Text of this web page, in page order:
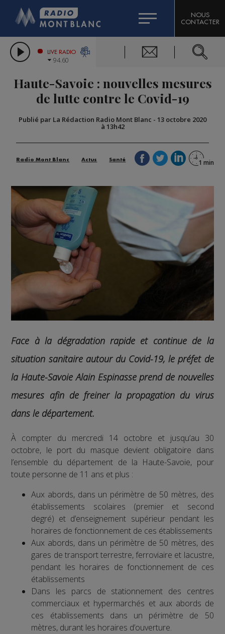
LES CHRONIQUES DE L'EXPERT
CITIZEN MACHINERY
GRAND MASSIF DOMAINES SKIABLES
BIGARD
COMPAGNIE DU MONT-BLANC
NOUS
CONTACTER
LIVE RADIO
94.60
Haute-Savoie : nouvelles mesures
de lutte contre le Covid-19
Publié par La Rédaction Radio Mont Blanc - 13 octobre 2020
à 13h42
Radio Mont Blanc Actus Santé
Face à la dégradation rapide et continue de la
situation sanitaire autour du Covid-19, le préfet de
la Haute-Savoie Alain Espinasse prend de nouvelles
mesures afin de freiner la propagation du virus
dans le département.
À compter du mercredi 14 octobre et jusqu’au 30
octobre, le port du masque devient obligatoire dans
l’ensemble du département de la Haute-Savoie, pour
toute personne de 11 ans et plus :
Aux abords, dans un périmètre de 50 mètres, des
établissements scolaires (premier et second
degré) et d’enseignement supérieur pendant les
horaires de fonctionnement de ces établissements
Aux abords, dans un périmètre de 50 mètres, des
gares de transport terrestre, ferroviaire et lacustre,
pendant les horaires de fonctionnement de ces
établissements
Dans les parcs de stationnement des centres
commerciaux et hypermarchés et aux abords de
ces établissements dans un périmètre de 50
mètres, durant les horaires d’ouverture.